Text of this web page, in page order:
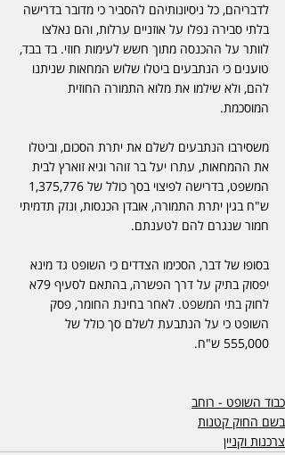
לדבריהם, כל ניסיונותיהם להסביר כי מדובר בדרישה
בלתי סבירה נפלו על אוזניים ערלות, והם נאלצו
לוותר על ההכנסה מתוך חשש לעימות חוזי. בד בבד,
טוענים כי הנתבעים ביטלו שלוש המחאות שניתנו
להם, ולא שילמו את מלוא התמורה החוזית
המוסכמת.
משסירבו הנתבעים לשלם את יתרת הסכום, וביטלו
את ההמחאות, עתרו יעל בר זוהר וגיא זוארץ לבית
ש"ח בגין יתרת התמורה, אובדן הכנסות, ונזק תדמיתי
חמור שנגרם להם לטענתם.
בסופו של דבר, הסכימו הצדדים כי השופט גד מינא
יפסוק בתיק על דרך הפשרה, בהתאם לסעיף 79א
לחוק בתי המשפט. לאחר בחינת החומר, פסק
השופט כי על הנתבעת לשלם סך כולל של
555,000 ש"ח.
כבוד השופט - רוחב
בשם החוק קטנות
צרכנות וקניין